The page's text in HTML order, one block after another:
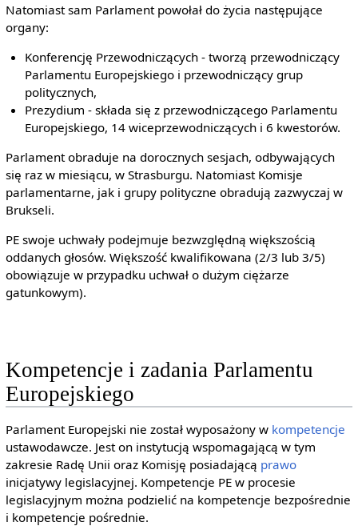
Natomiast sam Parlament powołał do życia następujące
organy:
Konferencję Przewodniczących - tworzą przewodniczący
Parlamentu Europejskiego i przewodniczący grup
politycznych,
Prezydium - składa się z przewodniczącego Parlamentu
Europejskiego, 14 wiceprzewodniczących i 6 kwestorów.
Parlament obraduje na dorocznych sesjach, odbywających
się raz w miesiącu, w Strasburgu. Natomiast Komisje
parlamentarne, jak i grupy polityczne obradują zazwyczaj w
Brukseli.
PE swoje uchwały podejmuje bezwzględną większością
oddanych głosów. Większość kwalifikowana (2/3 lub 3/5)
obowiązuje w przypadku uchwał o dużym ciężarze
gatunkowym).
Kompetencje i zadania Parlamentu
Europejskiego
Parlament Europejski nie został wyposażony w kompetencje
ustawodawcze. Jest on instytucją wspomagającą w tym
zakresie Radę Unii oraz Komisję posiadającą prawo
inicjatywy legislacyjnej. Kompetencje PE w procesie
legislacyjnym można podzielić na kompetencje bezpośrednie
i kompetencje pośrednie.